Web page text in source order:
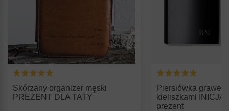
Skórzany organizer męski
PREZENT DLA TATY
Piersiówka
kieliszkami
prezent